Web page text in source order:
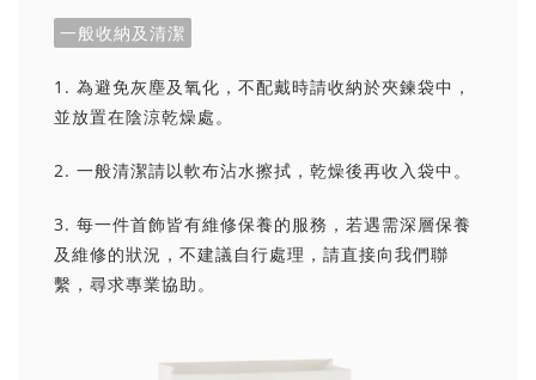
一般收納及清潔
1. 為避免灰塵及氧化，不配戴時請收納於夾鍊袋中，
並放置在陰涼乾燥處。
2. 一般清潔請以軟布沾水擦拭，乾燥後再收入袋中。
3. 每一件首飾皆有維修保養的服務，若遇需深層保養
及維修的狀況，不建議自行處理，請直接向我們聯
繫，尋求專業協助。